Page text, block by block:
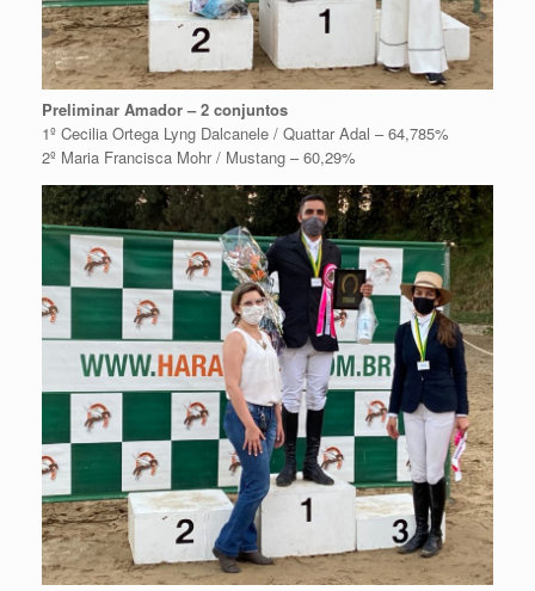
Preliminar Amador – 2 conjuntos
1º Cecilia Ortega Lyng Dalcanele / Quattar Adal – 64,785%
2º Maria Francisca Mohr / Mustang – 60,29%